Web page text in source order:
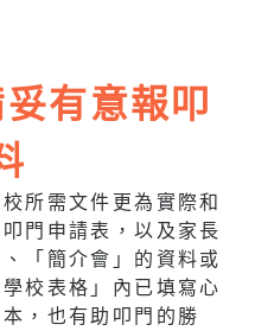
有意報叩
所需文件更為實際和
門申請表，以及家長
「簡介會」的資料或
校表格」內已填寫心
，也有助叩門的勝